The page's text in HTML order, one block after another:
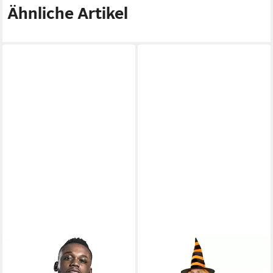
Ähnliche Artikel
T-Shirt Black Panther
Hexen-Kostüm Kürbishexe